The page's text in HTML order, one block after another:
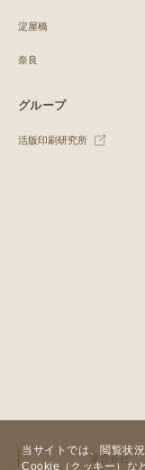
当サイトでは、閲覧状
Cookie（クッキー）な
淀屋橋
奈良
グループ
活版印刷研究所
運営会社